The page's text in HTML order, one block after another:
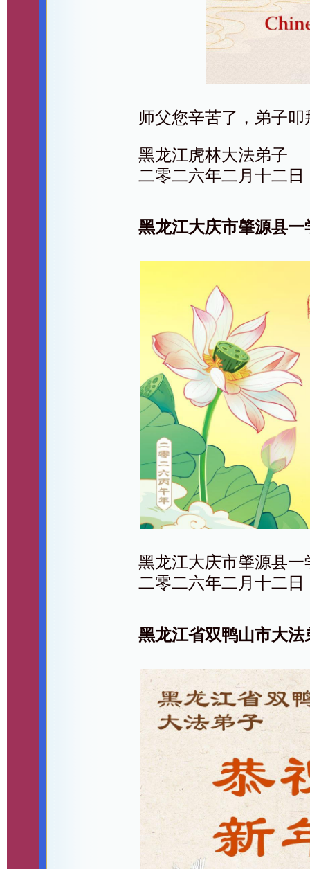
师父您辛苦了，弟子叩
黑龙江虎林大法弟子
二零二六年二月十二日
黑龙江大庆市肇源县
黑龙江大庆市肇源县一
二零二六年二月十二日
黑龙江省双鸭山市大